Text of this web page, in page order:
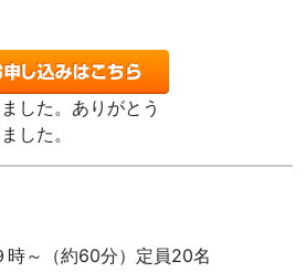
した。ありがとう
した。
～（約60分）定員20名